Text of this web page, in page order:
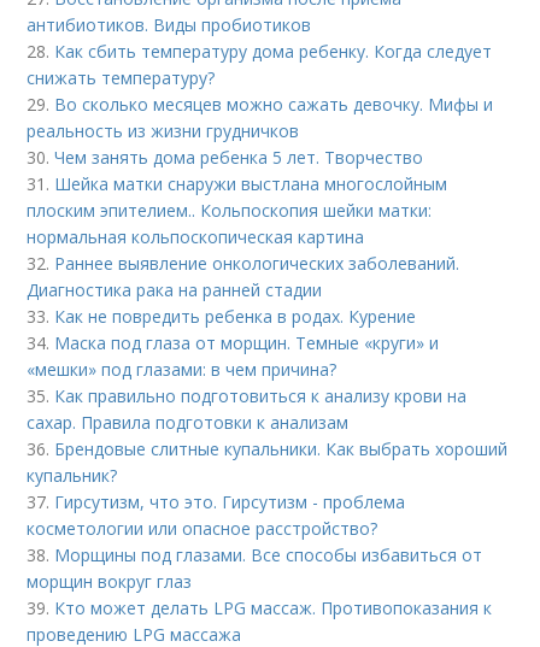
антибиотиков. Виды пробиотиков
28. Как сбить температуру дома ребенку. Когда следует
снижать температуру?
29. Во сколько месяцев можно сажать девочку. Мифы и
реальность из жизни грудничков
30.Чем занять дома ребенка 5 лет. Творчество
31. Шейка матки снаружи выстлана многослойным
плоским эпителием.. Кольпоскопия шейки матки:
нормальная кольпоскопическая картина
32. Раннее выявление онкологических заболеваний.
Диагностика рака на ранней стадии
33. Как не повредить ребенка в родах. Курение
34. Маска под глаза от морщин. Темные «круги» и
«мешки» под глазами: в чем причина?
35. Как правильно подготовиться к анализу крови на
сахар. Правила подготовки к анализам
36. Брендовые слитные купальники. Как выбрать хороший
купальник?
37. Гирсутизм, что это. Гирсутизм - проблема
косметологии или опасное расстройство?
38. Морщины под глазами. Все способы избавиться от
морщин вокруг глаз
39. Кто может делать LPG массаж. Противопоказания к
проведению LPG массажа